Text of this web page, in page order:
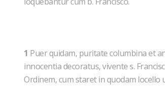
1 Puer quidam, puritate columbina et
innocentia decoratus, vivente s.
Ordinem, cum staret in quodam locello